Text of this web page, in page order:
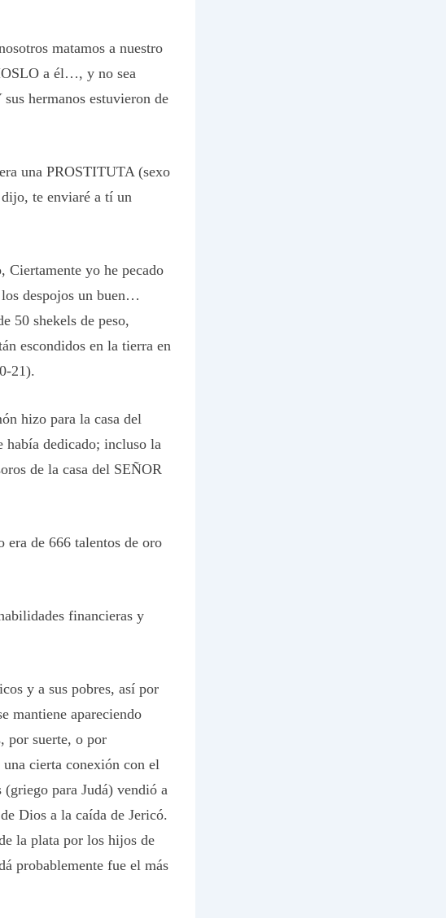
matamos a nuestro
a él…, y no sea
hermanos estuvieron de
una PROSTITUTA (sexo
te enviaré a tí un
Ciertamente yo he pecado
despojos un buen…
50 shekels de peso,
escondidos en la tierra en
21).
hizo para la casa del
había dedicado; incluso la
de la casa del SEÑOR
era de 666 talentos de oro
financieras y
y a sus pobres, así por
mantiene apareciendo
por suerte, o por
cierta conexión con el
(griego para Judá) vendió a
Dios a la caída de Jericó.
la plata por los hijos de
probablemente fue el más